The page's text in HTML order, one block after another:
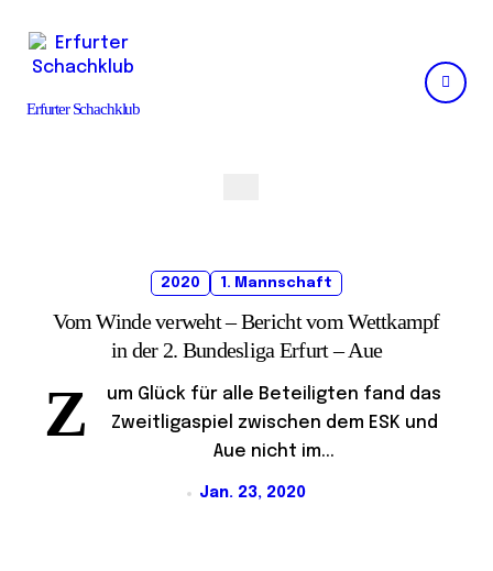
content
Erfurter Schachklub
2020 1. Mannschaft
Vom Winde verweht – Bericht vom Wettkampf
in der 2. Bundesliga Erfurt – Aue
Z
um Glück für alle Beteiligten fand das
Zweitligaspiel zwischen dem ESK und
Aue nicht im...
Jan. 23, 2020